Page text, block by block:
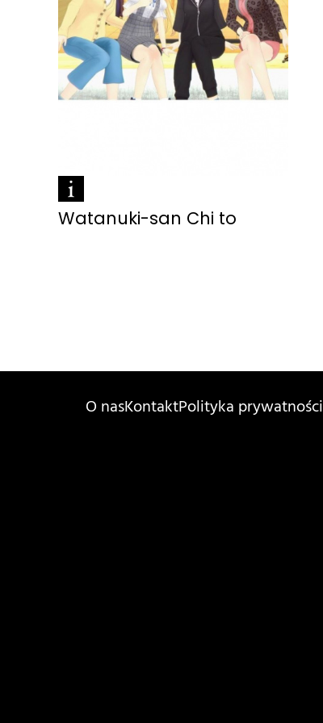
Watanuki-san Chi to
O nasKontaktPolityka prywatności